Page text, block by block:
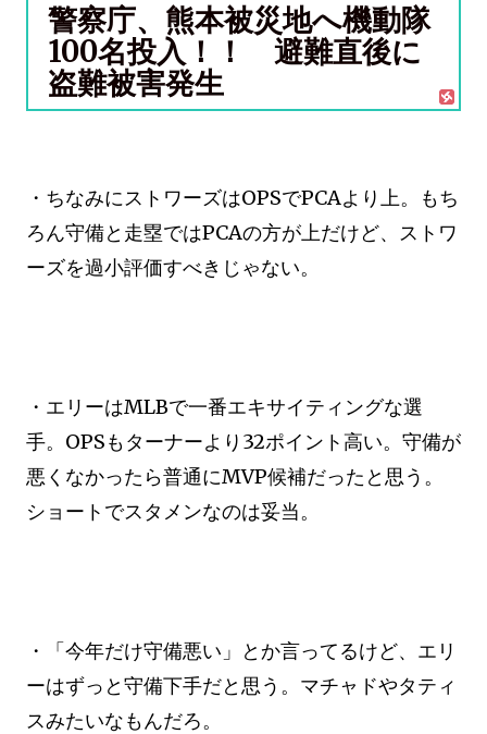
警察庁、熊本被災地へ機動隊
100名投入！！ 避難直後に
盗難被害発生
・ちなみにストワーズはOPSでPCAより上。もち
ろん守備と走塁ではPCAの方が上だけど、ストワ
ーズを過小評価すべきじゃない。
・エリーはMLBで一番エキサイティングな選
手。OPSもターナーより32ポイント高い。守備が
悪くなかったら普通にMVP候補だったと思う。
ショートでスタメンなのは妥当。
・「今年だけ守備悪い」とか言ってるけど、エリ
ーはずっと守備下手だと思う。マチャドやタティ
スみたいなもんだろ。